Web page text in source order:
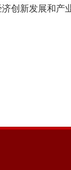
创新发展和产